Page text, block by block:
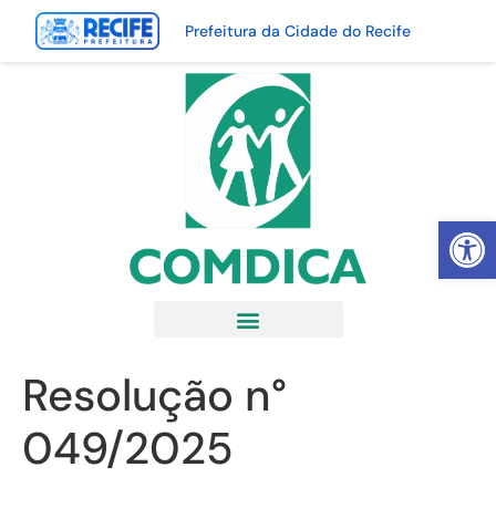
Abrir
Prefeitura da Cidade do Recife
Resolução n°
049/2025